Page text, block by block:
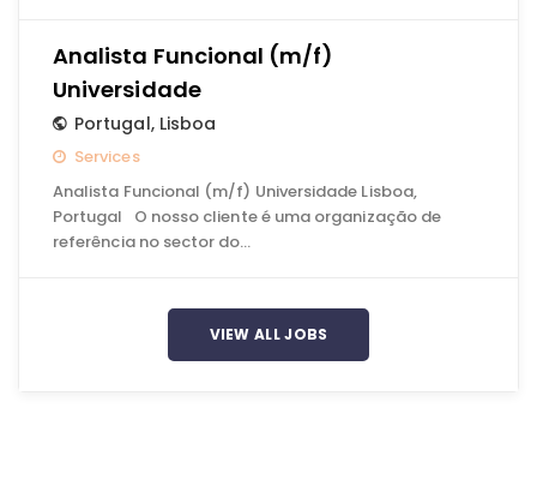
Analista Funcional (m/f)
Universidade
Portugal, Lisboa
Services
Analista Funcional (m/f) Universidade Lisboa,
Portugal O nosso cliente é uma organização de
referência no sector do…
VIEW ALL JOBS